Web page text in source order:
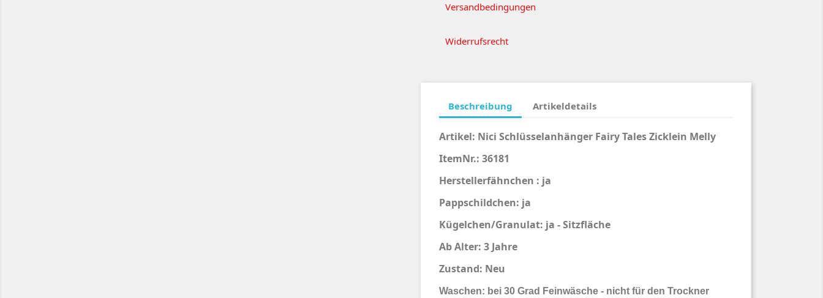
Versandbedingungen
Widerrufsrecht
Beschreibung Artikeldetails
Artikel: Nici Schlüsselanhänger Fairy Tales Zicklein Melly
ItemNr.: 36181
Herstellerfähnchen : ja
Pappschildchen: ja
Kügelchen/Granulat: ja - Sitzfläche
Ab Alter: 3 Jahre
Zustand: Neu
Waschen: bei 30 Grad Feinwäsche - nicht für den Trockner